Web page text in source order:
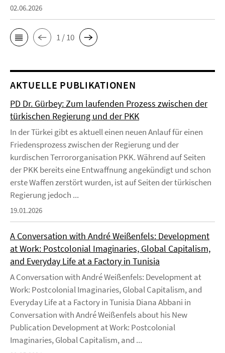
02.06.2026
1 / 10
AKTUELLE PUBLIKATIONEN
PD Dr. Gürbey: Zum laufenden Prozess zwischen der
türkischen Regierung und der PKK
In der Türkei gibt es aktuell einen neuen Anlauf für einen
Friedensprozess zwischen der Regierung und der
kurdischen Terrororganisation PKK. Während auf Seiten
der PKK bereits eine Entwaffnung angekündigt und schon
erste Waffen zerstört wurden, ist auf Seiten der türkischen
Regierung jedoch ...
19.01.2026
A Conversation with André Weißenfels: Development
at Work: Postcolonial Imaginaries, Global Capitalism,
and Everyday Life at a Factory in Tunisia
A Conversation with André Weißenfels: Development at
Work: Postcolonial Imaginaries, Global Capitalism, and
Everyday Life at a Factory in Tunisia Diana Abbani in
Conversation with André Weißenfels about his New
Publication Development at Work: Postcolonial
Imaginaries, Global Capitalism, and ...